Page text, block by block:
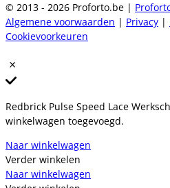
© 2013 - 2026 Proforto.be |
Algemene voorwaarden | Privacy |
Cookievoorkeuren
Redbrick Pulse Speed Lace
winkelwagen toegevoegd.
Naar winkelwagen
Verder winkelen
Naar winkelwagen